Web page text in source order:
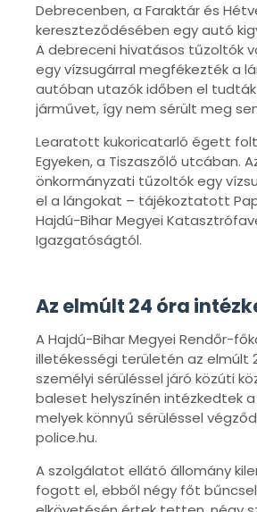
Debrecenben, a Faraktár és
kereszteződésében egy autó
A debreceni hivatásos tűzoltók
egy vízsugárral megfékezték a
autóban utazók időben el
járművet, így nem sérült meg
Learatott kukoricatarló égett
Egyeken, a Tiszaszőlő utcában.
önkormányzati tűzoltók egy
el a lángokat – tájékoztatott
Hajdú-Bihar Megyei
Igazgatóságtól.
Az elmúlt 24 óra
A Hajdú-Bihar Megyei Rendőr-
illetékességi területén az elmúlt
személyi sérüléssel járó közúti
baleset helyszínén intézkedtek
melyek könnyű sérüléssel
police.hu.
A szolgálatot ellátó állomány
fogott el, ebből négy főt